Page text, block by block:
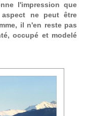
l'impression que
ne peut être
il n'en reste pas
occupé et modelé